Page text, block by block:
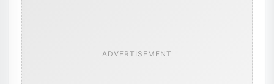
ADVERTISEMENT